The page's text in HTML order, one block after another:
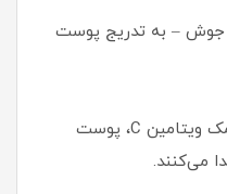
جوش – به تدریج پوست
🔹 افزایش تولید کلاژن – به کمک ویتامین C، پوست
می‌کنند.